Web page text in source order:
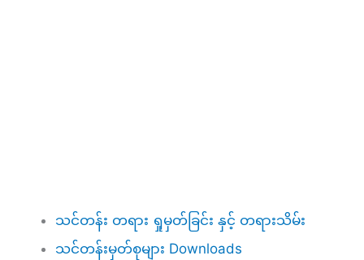
သင်တန်း တရား ရှုမှတ်ခြင်း နှင့် တရားသိမ်း
သင်တန်းမှတ်စုများ Downloads